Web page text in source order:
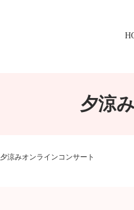
夕涼
夕涼みオンラインコンサート